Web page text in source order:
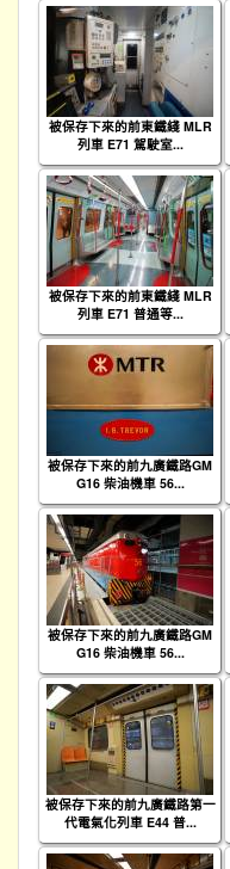
被保存下來的前東鐵綫 MLR
列車 E71 駕駛室...
被保存下來的前東鐵綫 MLR
列車 E71 普通等...
被保存下來的前九廣鐵路GM
G16 柴油機車 56...
被保存下來的前九廣鐵路GM
G16 柴油機車 56...
被保存下來的前九廣鐵路第一
代電氣化列車 E44 普...